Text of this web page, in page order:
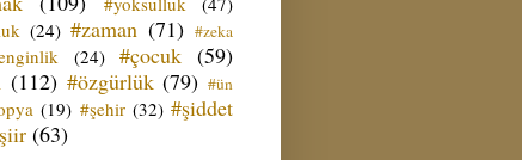
(24) #zaman (71) #zeka
(24) #çocuk (59)
(112) #özgürlük (79) #ün
(19) #şehir (32) #şiddet
(63)